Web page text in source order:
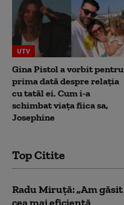
UTV
Gina Pistol a vorbit pentru
prima dată despre relația
cu tatăl ei. Cum i-a
schimbat viața fiica sa,
Josephine
Top Citite
Radu Miruță: „Am găsit
cea mai eficientă